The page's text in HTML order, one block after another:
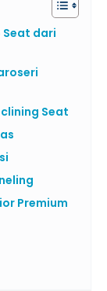
Seat dari
Seat
Premium